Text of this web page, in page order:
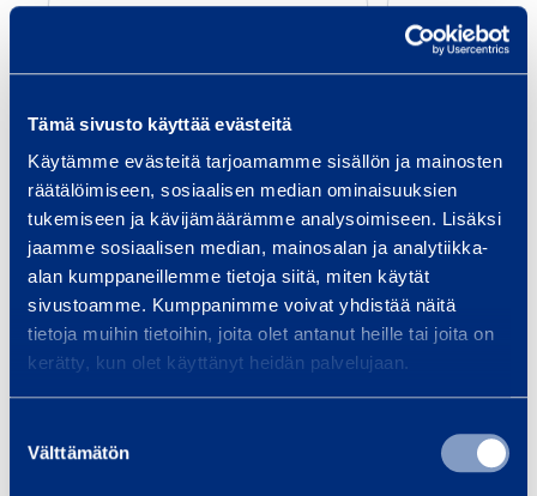
Tämä sivusto käyttää evästeitä
Käytämme evästeitä tarjoamamme sisällön ja mainosten
räätälöimiseen, sosiaalisen median ominaisuuksien
tukemiseen ja kävijämäärämme analysoimiseen. Lisäksi
jaamme sosiaalisen median, mainosalan ja analytiikka-
alan kumppaneillemme tietoja siitä, miten käytät
sivustoamme. Kumppanimme voivat yhdistää näitä
tietoja muihin tietoihin, joita olet antanut heille tai joita on
kerätty, kun olet käyttänyt heidän palvelujaan.
valinta
Välttämätön
­
k
ä
y
t
t
i
Akku­käyttöinen
kierretanko- ja harja­
teräs­leikkuri 25 mm
MAKITA DSC251
40,96 € / päivä (alv 0 %)